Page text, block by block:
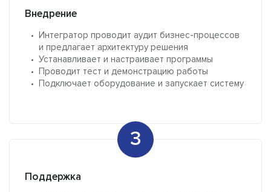
Внедрение
Интегратор проводит аудит бизнес-процессов
и предлагает архитектуру решения
Устанавливает и настраивает программы
Проводит тест и демонстрацию работы
Подключает оборудование и запускает систему
Поддержка